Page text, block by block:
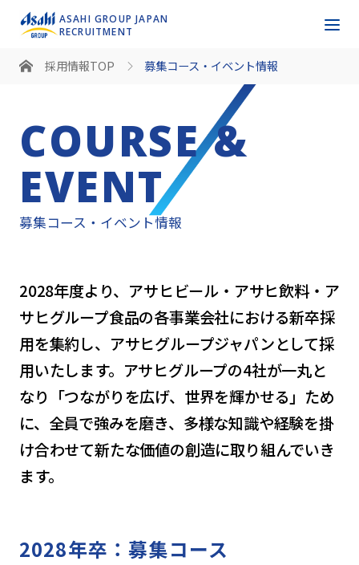
ASAHI GROUP JAPAN
RECRUITMENT
採用情報TOP 募集コース・イベント情報
COURSE &
EVENT
募集コース・イベント情報
2028年度より、アサヒビール・アサヒ飲料・ア
サヒグループ食品の各事業会社における新卒採
用を集約し、アサヒグループジャパンとして採
用いたします。アサヒグループの4社が一丸と
なり「つながりを広げ、世界を輝かせる」ため
に、全員で強みを磨き、多様な知識や経験を掛
け合わせて新たな価値の創造に取り組んでいき
ます。
2028年卒：募集コース